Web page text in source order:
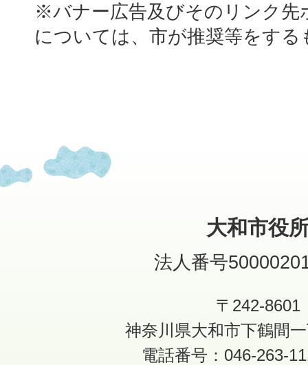
※バナー広告及びそのリンク先
については、市が推奨等をす
大和市役
法人番号
〒242-8601
神奈川県大和市下鶴間
電話番号：046-263-